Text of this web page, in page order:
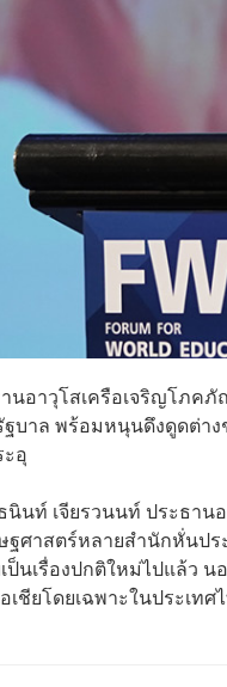
านอาวุโสเครือเจริญโภ
บาล พร้อมหนุนดึงดูดต่าง
อุ
นท์ เจียรวนนท์ ประธา
ศาสตร์หลายสำนักหั่นป
ป็นเรื่องปกติใหม่ไปแล้ว
ชียโดยเฉพาะในประเท